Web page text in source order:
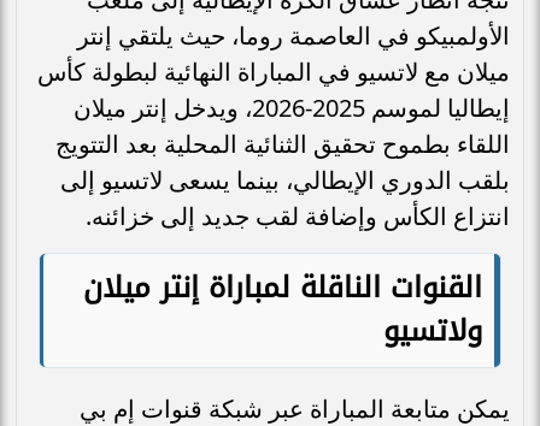
الأولمبيكو في العاصمة روما، حيث يلتقي إنتر
ميلان مع لاتسيو في المباراة النهائية لبطولة كأس
إيطاليا لموسم 2025-2026، ويدخل إنتر ميلان
اللقاء بطموح تحقيق الثنائية المحلية بعد التتويج
بلقب الدوري الإيطالي، بينما يسعى لاتسيو إلى
انتزاع الكأس وإضافة لقب جديد إلى خزائنه.
القنوات الناقلة لمباراة إنتر ميلان
ولاتسيو
يمكن متابعة المباراة عبر شبكة قنوات إم بي